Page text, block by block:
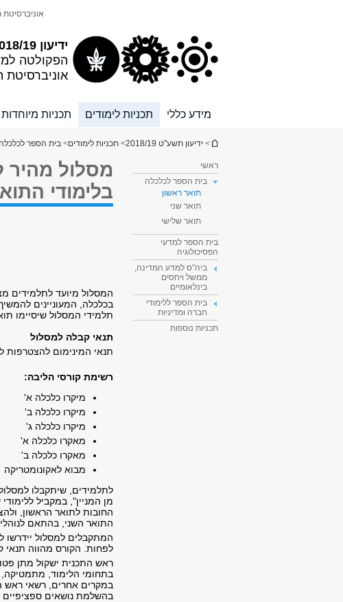
ידיעון 2018/19
הפקולטה
אוניברסיטת
מידע כללי תכניות לימודים תכניות מיוחדות
הינך נמצא כאן
> ידיעון תשע"ט 2018/19 > תכניות לימודים> בית הספר לכלכלה
ראשי
בית הספר לכלכלה
תואר ראשון
תואר שני
תואר שלישי
בית הספר למדעי
הפסיכולוגיה
ביה"ס למדע המדינה,
ממשל ויחסים
בינלאומיים
בית הספר ללימודי
חברה ומדיניות
תכניות נוספות
מסלול מהיר
בלימודי
המסלול מיועד לתלמידים
בכלכלה, המעוניינים
תלמידי המסלול שיסיימו
תנאי קבלה למסלול
תנאי המינימום להצטרפות למסלול הוא ממוצע 90
​רשימת קורסי הליבה:
מיקרו כלכלה א'
מיקרו כלכלה ב'
מיקרו כלכלה ג'
מאקרו כלכלה א'
מאקרו כלכלה ב'
מבוא לאקונומטריקה
לתלמידים, שיתקבלו
מן המניין", במקביל
החובות לתואר הראשון,
התואר השני, בהתאם לנוהלי
לפחות. הקורס מהווה תנאי
ראש התכנית ישקול מתן
בתחומי הלימוד,
במקרים אחרים, רשאי ראש
בהשלמת נושאים ספציפיים